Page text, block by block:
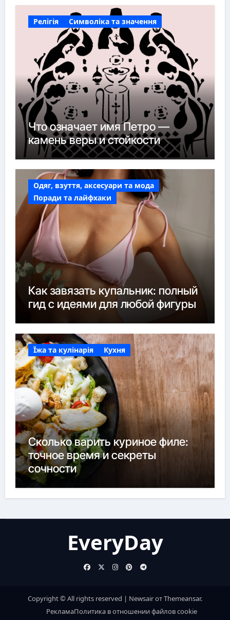
Релігія Символіка та значення
Что означает имя Петро —
камень веры и стойкости
Одяг, взуття, аксесуари та мода
Поради та лайфхаки
Как завязать купальник: полный
гид с идеями для любой фигуры
Їжа та кулінарія Кухня
Сколько варить куриное филе:
точное время и секреты
сочности
EveryDay
Copyright © All rights reserved | NewsairотThemeansar.
РекламаПолитика в отношении файлов cookie